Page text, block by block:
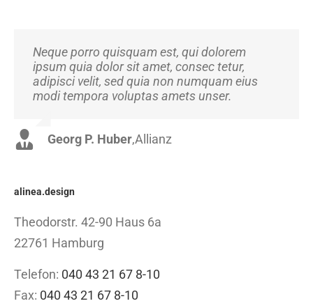
Neque porro quisquam est, qui dolorem
ipsum quia dolor sit amet, consec tetur,
adipisci velit, sed quia non numquam eius
modi tempora voluptas amets unser.
Georg P. Huber,Allianz
Aliquam erat volutpat. Quisque at est id ligula
facilisis laoreet eget pulvinar nibh.
Suspendisse at ultrices dui. Curabitur ac felis
arcu sadips ipsums fugiats nemis.
Luke Beck,Theme Fusion
alinea.design
Theodorstr. 42-90 Haus 6a
22761 Hamburg
Telefon: 040 43 21 67 8-10
Fax: 040 43 21 67 8-10